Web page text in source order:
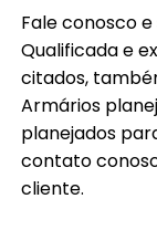
Fale conosco
Qualificada e
citados,
Armários
planejados
contato
cliente.